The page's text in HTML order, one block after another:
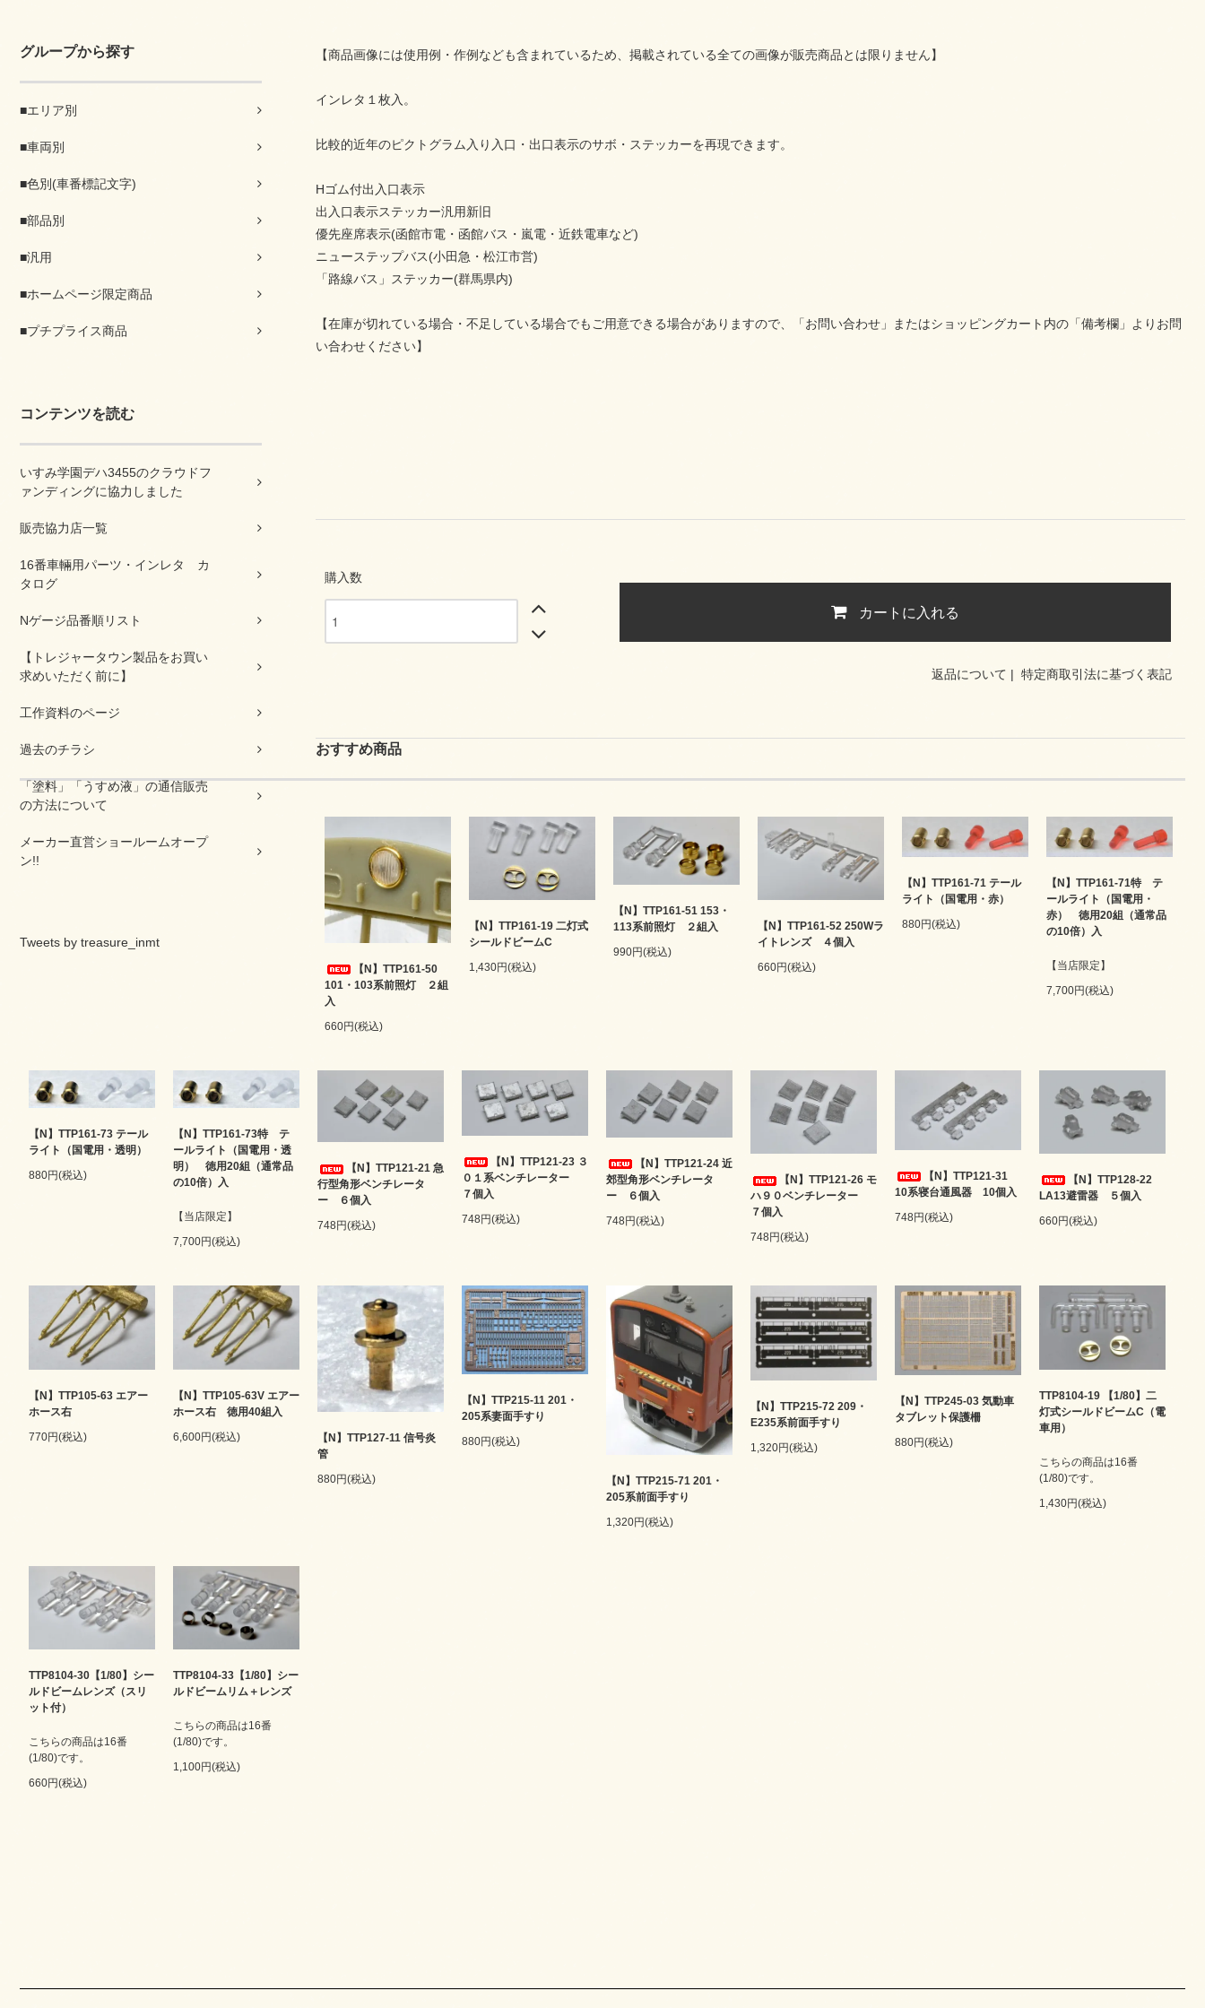
グループから探す
■エリア別
■車両別
■色別(車番標記文字)
■部品別
■汎用
■ホームページ限定商品
■プチプライス商品
コンテンツを読む
いすみ学園デハ3455のクラウドフ
ァンディングに協力しました
販売協力店一覧
16番車輛用パーツ・インレタ カ
タログ
Nゲージ品番順リスト
【トレジャータウン製品をお買い
求めいただく前に】
工作資料のページ
過去のチラシ
「塗料」「うすめ液」の通信販売
の方法について
メーカー直営ショールームオープ
ン!!
Tweets by treasure_inmt
【商品画像には使用例・作例なども含まれているため、掲載されている全ての画像が販売商品とは限りません】
インレタ１枚入。
比較的近年のピクトグラム入り入口・出口表示のサボ・ステッカーを再現できます。
Hゴム付出入口表示
出入口表示ステッカー汎用新旧
優先座席表示(函館市電・函館バス・嵐電・近鉄電車など)
ニューステップバス(小田急・松江市営)
「路線バス」ステッカー(群馬県内)
【在庫が切れている場合・不足している場合でもご用意できる場合がありますので、「お問い合わせ」またはショッピングカート内の「備考欄」よりお問
い合わせください】
購入数
カートに入れる
返品について | 特定商取引法に基づく表記
おすすめ商品
【N】TTP161-50
101・103系前照灯 ２組
入
660円(税込)
【N】TTP161-19 二灯式
シールドビームC
1,430円(税込)
【N】TTP161-51 153・
113系前照灯 ２組入
990円(税込)
【N】TTP161-52 250Wラ
イトレンズ ４個入
660円(税込)
【N】TTP161-71 テール
ライト（国電用・赤）
880円(税込)
【N】TTP161-71特 テ
ールライト（国電用・
赤） 徳用20組（通常品
の10倍）入
【当店限定】
7,700円(税込)
【N】TTP161-73 テール
ライト（国電用・透明）
880円(税込)
【N】TTP161-73特 テ
ールライト（国電用・透
明） 徳用20組（通常品
の10倍）入
【当店限定】
7,700円(税込)
【N】TTP121-21 急
行型角形ベンチレータ
ー ６個入
748円(税込)
【N】TTP121-23 ３
０１系ベンチレーター
７個入
748円(税込)
【N】TTP121-24 近
郊型角形ベンチレータ
ー ６個入
748円(税込)
【N】TTP121-26 モ
ハ９０ベンチレーター
７個入
748円(税込)
【N】TTP121-31
10系寝台通風器 10個入
748円(税込)
【N】TTP128-22
LA13避雷器 ５個入
660円(税込)
【N】TTP105-63 エアー
ホース右
770円(税込)
【N】TTP105-63V エアー
ホース右 徳用40組入
6,600円(税込)
【N】TTP127-11 信号炎
管
880円(税込)
【N】TTP215-11 201・
205系妻面手すり
880円(税込)
【N】TTP215-71 201・
205系前面手すり
1,320円(税込)
【N】TTP215-72 209・
E235系前面手すり
1,320円(税込)
【N】TTP245-03 気動車
タブレット保護柵
880円(税込)
TTP8104-19 【1/80】二
灯式シールドビームC（電
車用）
こちらの商品は16番
(1/80)です。
1,430円(税込)
TTP8104-30【1/80】シー
ルドビームレンズ（スリ
ット付）
こちらの商品は16番
(1/80)です。
660円(税込)
TTP8104-33【1/80】シー
ルドビームリム＋レンズ
こちらの商品は16番
(1/80)です。
1,100円(税込)